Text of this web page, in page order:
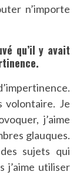
n’importe
qu’il y avait
volontaire. Je
j’aime
glauques.
sujets qui
j’aime utiliser